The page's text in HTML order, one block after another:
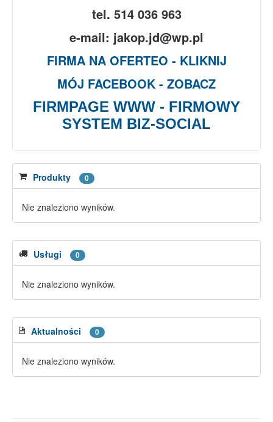
tel. 514 036 963
e-mail: jakop.jd@wp.pl
FIRMA NA OFERTEO - KLIKNIJ
MÓJ FACEBOOK - ZOBACZ
FIRMPAGE WWW - FIRMOWY
SYSTEM BIZ-SOCIAL
Produkty 0
Nie znaleziono wyników.
Usługi 0
Nie znaleziono wyników.
Aktualności 0
Nie znaleziono wyników.